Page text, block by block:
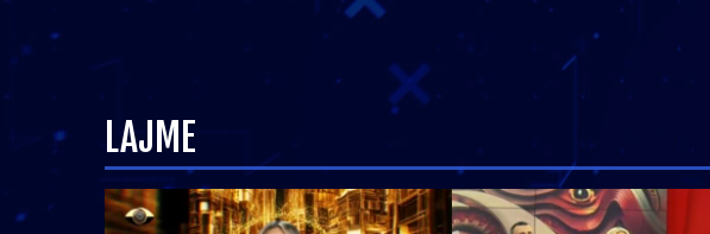
LAJME